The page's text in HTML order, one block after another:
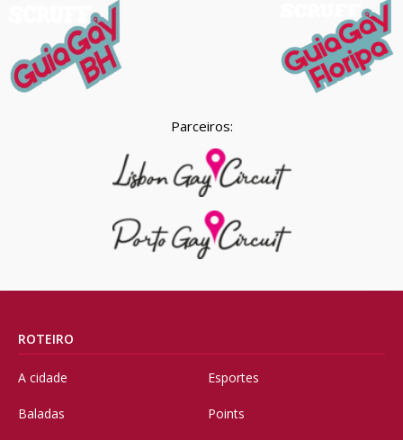
Parceiros:
ROTEIRO
A cidade
Baladas
Esportes
Points